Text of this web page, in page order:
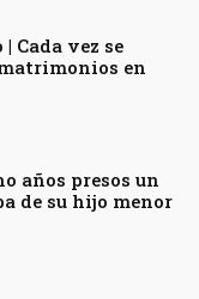
| Cada vez se
en
años presos un
de su hijo menor